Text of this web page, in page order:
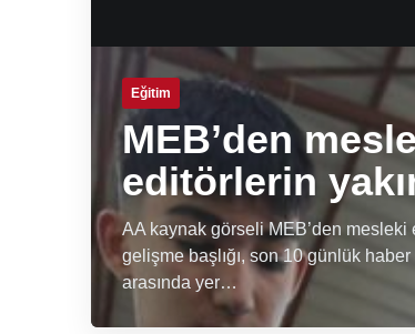
Eğitim
MEB’den
editörlerin
AA kaynak görseli MEB’den
gelişme başlığı, son 10 günlük
arasında yer…